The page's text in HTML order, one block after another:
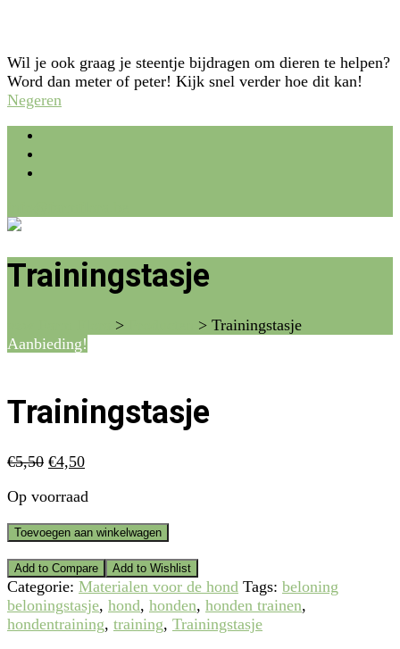
Wil je ook graag je steentje bijdragen om dieren te helpen?
Word dan meter of peter! Kijk snel verder hoe dit kan!
Negeren
Trainingstasje
> > Trainingstasje
Aanbieding!
Trainingstasje
€5,50 Oorspronkelijke
was:
€4,50Huidige
is:
Op voorraad
Trainingstasje
Toevoegen aan winkelwagen
Add to Compare Add to Wishlist
Categorie: Materialen voor de hond Tags: beloning
beloningstasje, hond, honden, honden trainen,
hondentraining, training, Trainingstasje